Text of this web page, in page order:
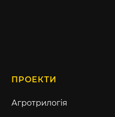
ПРОЕКТИ
Агротрилогія